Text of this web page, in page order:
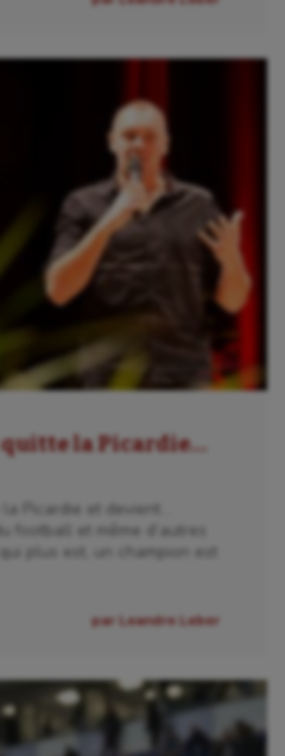
quitte la Picardie…
Picardie et devient…
football et même d’autres
plus est, un champion est
par Leandre Leber